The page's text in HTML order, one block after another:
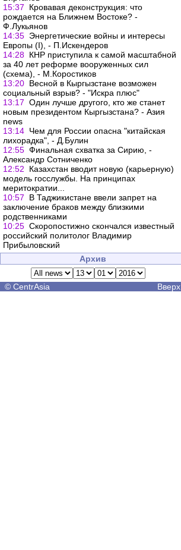
15:37
Кровавая деконструкция: что
рождается на Ближнем Востоке? -
Ф.Лукьянов
14:35 Энергетические войны и интересы
Европы (I), - П.Искендеров
14:28 КНР приступила к самой масштабной
за 40 лет реформе вооруженных сил
(схема), - М.Коростиков
13:20 Весной в Кыргызстане возможен
социальный взрыв? - "Искра плюс"
13:17 Один лучше другого, кто же станет
новым президентом Кыргызстана? - Азия
news
13:14 Чем для России опасна "китайская
лихорадка", - Д.Булин
12:55 Финальная схватка за Сирию, -
Александр Сотниченко
12:52
Казахстан вводит новую (карьерную)
модель госслужбы. На принципах
меритократии...
10:57
В Таджикистане ввели запрет на
заключение браков между близкими
родственниками
10:25 Скоропостижно скончался известный
российский политолог Владимир
Прибыловский
Архив
© CentrAsia Вверх